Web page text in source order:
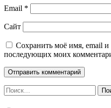
Email *
Сайт
Сохранить моё имя, email и
последующих моих
Найти: